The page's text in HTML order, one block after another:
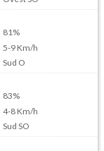
81%
5-9Km/h
Sud O
83%
4-8Km/h
Sud SO